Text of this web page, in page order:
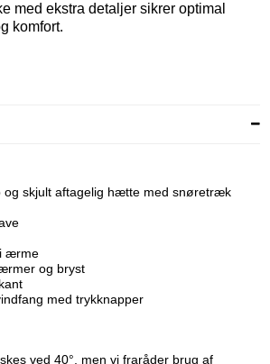
med ekstra detaljer sikrer optimal
komfort.
og skjult aftagelig hætte med snøretræk
ærme
og bryst
med trykknapper
ved 40°, men vi fraråder brug af